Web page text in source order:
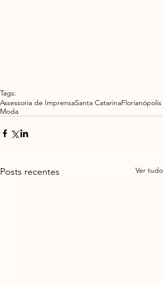
Tags:
Assessoria de ImprensaSanta CatarinaFlorianópolis
Moda
Posts recentes Ver tudo